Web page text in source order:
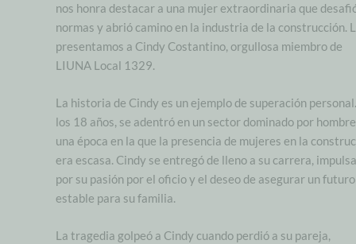
nos honra destacar a una mujer extraordinaria que
normas y abrió camino en la industria de la construcción.
presentamos a Cindy Costantino, orgullosa miembro de
LIUNA Local 1329.
La historia de Cindy es un ejemplo de superación
los 18 años, se adentró en un sector dominado por
una época en la que la presencia de mujeres en la
era escasa. Cindy se entregó de lleno a su carrera,
por su pasión por el oficio y el deseo de asegurar un futuro
estable para su familia.
La tragedia golpeó a Cindy cuando perdió a su pareja,